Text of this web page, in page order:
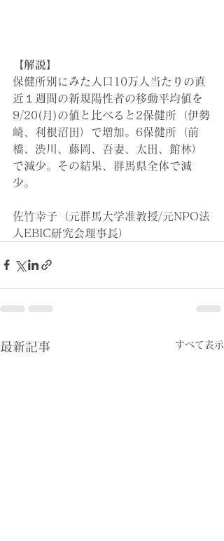
【解説】
保健所別にみた人口10万人当たりの直
近１週間の新規陽性者の移動平均値を
9/20(月)の値と比べると2保健所（伊勢
崎 、利根沼田）で増加。6保健所（前
橋、渋川、 藤岡、吾妻、太田
、館林）
で減少。その結果、群馬県全体で減
少。
佐竹幸子（元群馬大学准教授/元NPO法
人EBIC研究会理事長）
最新記事 すべて表示